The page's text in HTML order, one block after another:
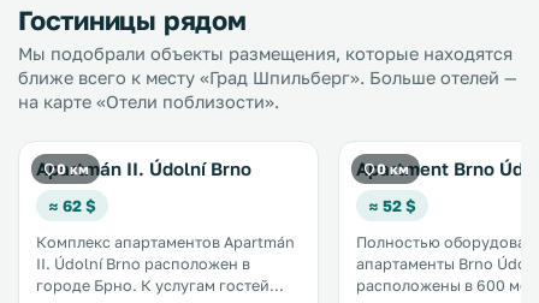
Гостиницы рядом
Мы подобрали объекты размещения, которые находятся
ближе всего к месту «Град Шпильберг». Больше отелей —
на карте «Отели поблизости».
0 км
Apartmán II. Údolní Brno
≈ 62 $
Комплекс апартаментов Apartmán
II. Údolní Brno расположен в
городе Брно. К услугам гостей
0 км
Apartment Brno
≈ 52 $
Полностью
апартаменты Brno
расположены в 600